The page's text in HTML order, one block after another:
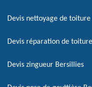
Devis nettoyage de
Devis réparation de
Devis zingueur Bersillies